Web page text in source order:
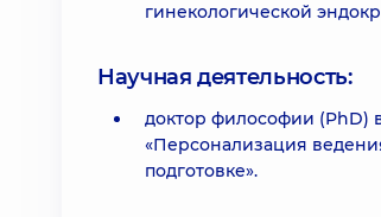
гинекологической
Научная деятельность:
доктор философии (PhD)
«Персонализация
подготовке».